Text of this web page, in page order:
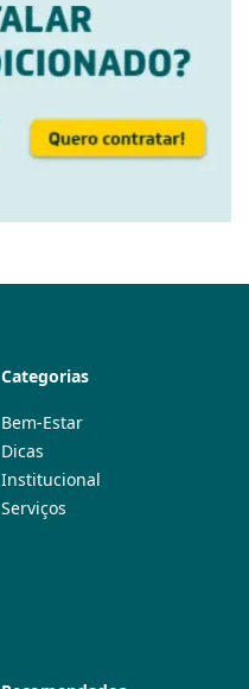
Categorias
Bem-Estar
Dicas
Institucional
Serviços